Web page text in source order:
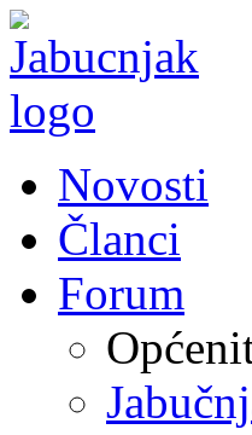
Novosti
Članci
Forum